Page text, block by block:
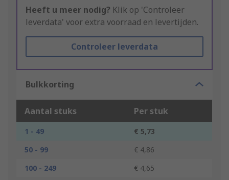
Heeft u meer nodig? Klik op 'Controleer
leverdata' voor extra voorraad en levertijden.
Controleer leverdata
Bulkkorting
Aantal stuks Per stuk
1 - 49
€ 5,73
50 - 99
€ 4,86
100 - 249
€ 4,65